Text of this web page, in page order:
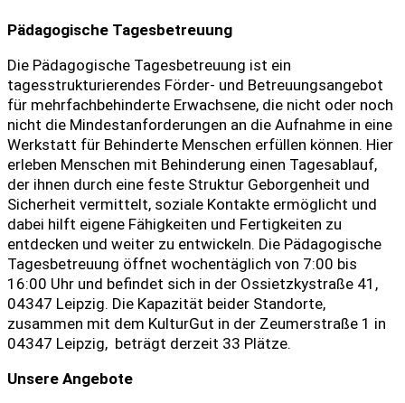
Pädagogische Tagesbetreuung
Die Pädagogische Tagesbetreuung ist ein
tagesstrukturierendes Förder- und Betreuungsangebot
für mehrfachbehinderte Erwachsene, die nicht oder noch
nicht die Mindestanforderungen an die Aufnahme in eine
Werkstatt für Behinderte Menschen erfüllen können. Hier
erleben Menschen mit Behinderung einen Tagesablauf,
der ihnen durch eine feste Struktur Geborgenheit und
Sicherheit vermittelt, soziale Kontakte ermöglicht und
dabei hilft eigene Fähigkeiten und Fertigkeiten zu
entdecken und weiter zu entwickeln. Die Pädagogische
Tagesbetreuung öffnet wochentäglich von 7:00 bis
16:00 Uhr und befindet sich in der Ossietzkystraße 41,
04347 Leipzig. Die Kapazität beider Standorte,
zusammen mit dem KulturGut in der Zeumerstraße 1 in
04347 Leipzig, beträgt derzeit 33 Plätze.
Unsere Angebote